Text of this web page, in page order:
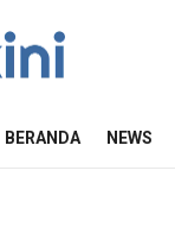
BERANDA NEWS